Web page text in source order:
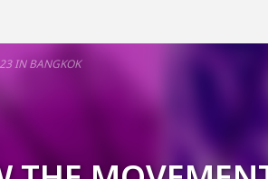
IN BANGKOK